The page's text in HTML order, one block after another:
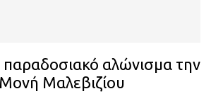
παραδοσιακό αλώνισμα την
Μαλεβιζίου